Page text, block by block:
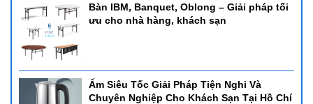
Bàn IBM, Banquet, Oblong – Giải pháp tối
ưu cho nhà hàng, khách sạn
Ấm Siêu Tốc Giải Pháp Tiện Nghi Và
Chuyên Nghiệp Cho Khách Sạn Tại Hồ Chí